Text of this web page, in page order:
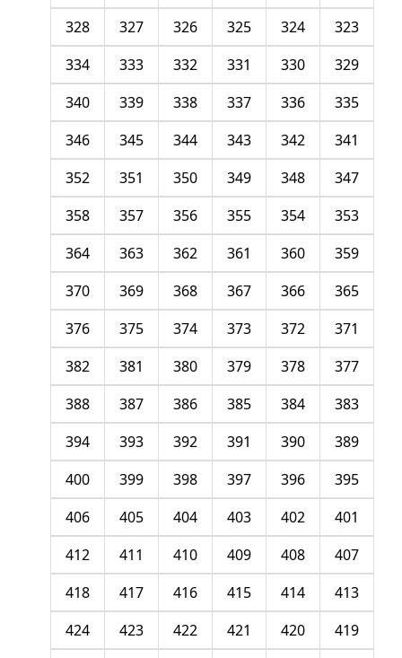
323
324
325
326
327
328
329
330
331
332
333
334
335
336
337
338
339
340
341
342
343
344
345
346
347
348
349
350
351
352
353
354
355
356
357
358
359
360
361
362
363
364
365
366
367
368
369
370
371
372
373
374
375
376
377
378
379
380
381
382
383
384
385
386
387
388
389
390
391
392
393
394
395
396
397
398
399
400
401
402
403
404
405
406
407
408
409
410
411
412
413
414
415
416
417
418
419
420
421
422
423
424